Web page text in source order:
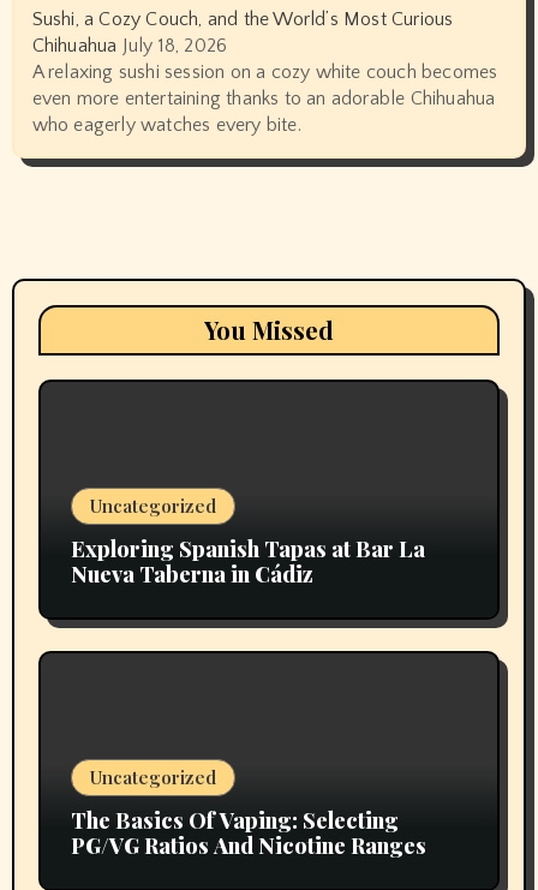
Sushi, a Cozy Couch, and the World’s Most Curious
Chihuahua July 18, 2026
A relaxing sushi session on a cozy white couch becomes
even more entertaining thanks to an adorable Chihuahua
who eagerly watches every bite.
You Missed
Uncategorized
Exploring Spanish Tapas at Bar La
Nueva Taberna in Cádiz
Uncategorized
The Basics Of Vaping: Selecting
PG/VG Ratios And Nicotine Ranges